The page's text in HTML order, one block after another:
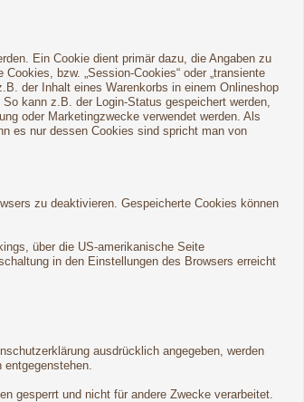
Ein Cookie dient primär dazu, die Angaben zu
bzw. „Session-Cookies“ oder „transiente
der Inhalt eines Warenkorbs in einem Onlineshop
kann z.B. der Login-Status gespeichert werden,
oder Marketingzwecke verwendet werden. Als
es nur dessen Cookies sind spricht man von
zu deaktivieren. Gespeicherte Cookies können
über die US-amerikanische Seite
in den Einstellungen des Browsers erreicht
ausdrücklich angegeben, werden
gesperrt und nicht für andere Zwecke verarbeitet.